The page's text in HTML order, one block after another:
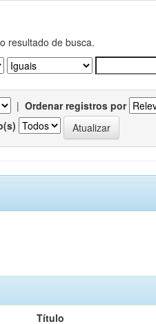
resultado de busca.
| Ordenar registros por
Título